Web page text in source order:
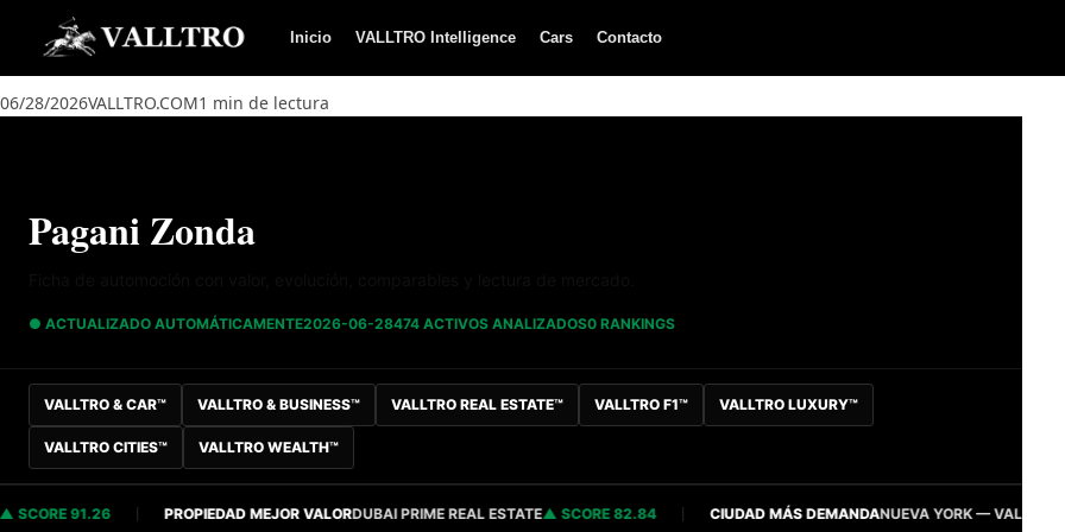
Saltar al contenido
Inicio VALLTRO Intelligence Cars Contacto
06/28/2026VALLTRO.COM1 min de lectura
Pagani Zonda
● ACTUALIZADO AUTOMÁTICAMENTE2026-06-28474 ACTIVOS ANALIZADOS0 RANKINGS
VALLTRO & CAR™ VALLTRO & BUSINESS™ VALLTRO REAL ESTATE™ VALLTRO F1™ VALLTRO LUXURY™
VALLTRO CITIES™ VALLTRO WEALTH™
91.26 PROPIEDAD MEJOR VALORDUBAI PRIME REAL ESTATE SCORE 82.84 CIUDAD MÁS DEMANDANUEVA YORK — VALLTRO